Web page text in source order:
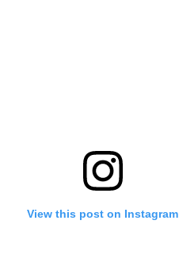
View this post on Instagram